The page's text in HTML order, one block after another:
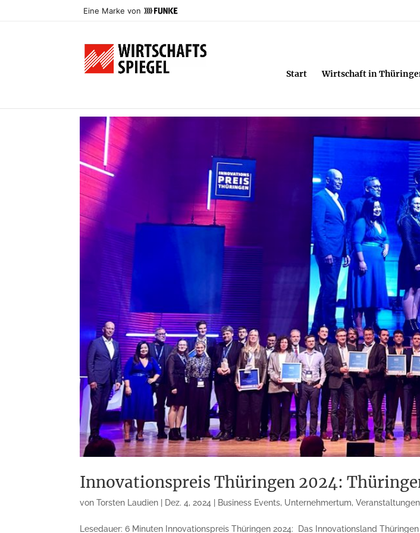
Eine Marke von
Start Wirtschaft in
Innovationspreis Thüringen 2024:
vonTorsten Laudien | Dez. 4, 2024 | Business Events, Unternehmertum,Veranstaltungen
Lesedauer: 6 Minuten Innovationspreis Thüringen 2024: Das Innovationsland